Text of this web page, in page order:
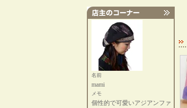
名前
mami
メモ
個性的で可愛いアジアンファ